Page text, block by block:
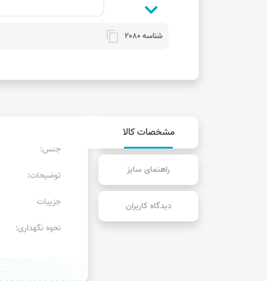
شناسه 2080 content_copy
مشخصات کالا
راهنمای سایز
دیدگاه کاربران
جنس:
توضیحات:
جزییات
نحوه نگهداری: